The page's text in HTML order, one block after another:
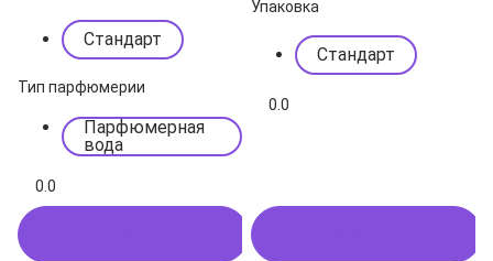
Стандарт
Тип парфюмерии
Парфюмерная
вода
0.0
Упаковка
Стандарт
0.0